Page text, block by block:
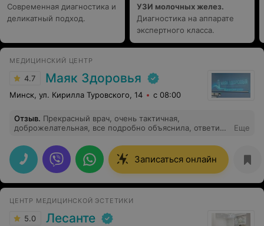
Современная диагностика и
деликатный подход.
УЗИ молочных желез.
Диагностика на аппарате
экспертного класса.
МЕДИЦИНСКИЙ ЦЕНТР
4.7 Маяк Здоровья
Минск, ул. Кирилла Туровского, 14 с 08:00
Отзыв. Прекрасный врач, очень тактичная,
доброжелательная, все подробно объяснила, ответила
раз к этому врачу ❤️ Из минусов не понравилась работа
администраторов, передают друг другу работу при
посетителях, не организованны.
Еще
Записаться онлайн
ЦЕНТР МЕДИЦИНСКОЙ ЭСТЕТИКИ
5.0 Лесанте